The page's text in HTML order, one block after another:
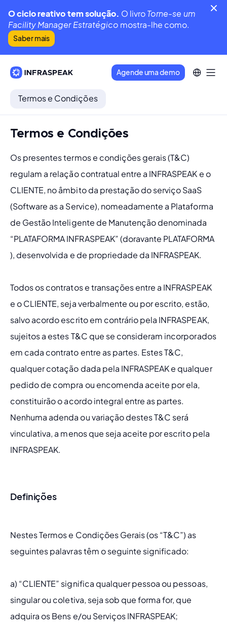
O ciclo reativo tem solução. O livroTorne-se um
Facility Manager Estratégico mostra-lhe como.
Saber mais
Agende uma demo
Termos e Condições
Termos e Condições
Os presentes termos e condições gerais (T&C)
regulam a relação contratual entre a INFRASPEAK e o
CLIENTE, no âmbito da prestação do serviço SaaS
(Software as a Service), nomeadamente a Plataforma
de Gestão Inteligente de Manutenção denominada
“PLATAFORMA INFRASPEAK” (doravante PLATAFORMA
), desenvolvida e de propriedade da INFRASPEAK.
Todos os contratos e transações entre a INFRASPEAK
e o CLIENTE, seja verbalmente ou por escrito, estão,
salvo acordo escrito em contrário pela INFRASPEAK,
sujeitos a estes T&C que se consideram incorporados
em cada contrato entre as partes. Estes T&C,
qualquer cotação dada pela INFRASPEAK e qualquer
pedido de compra ou encomenda aceite por ela,
constituirão o acordo integral entre as partes.
Nenhuma adenda ou variação destes T&C será
vinculativa, a menos que seja aceite por escrito pela
INFRASPEAK.
Definições
Nestes Termos e Condições Gerais (os “T&C”) as
seguintes palavras têm o seguinte significado:
a) “CLIENTE” significa qualquer pessoa ou pessoas,
singular ou coletiva, seja sob que forma for, que
adquira os Bens e/ou Serviços INFRASPEAK;